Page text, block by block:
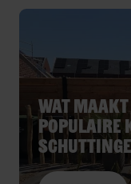
Wat
populaire